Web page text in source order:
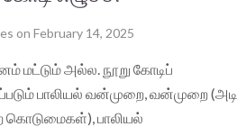
on February 14, 2025
மட்டும் அல்ல. நூறு கோடிப்
பாலியல் வன்முறை, வன்முறை (அடி
பாலியல்